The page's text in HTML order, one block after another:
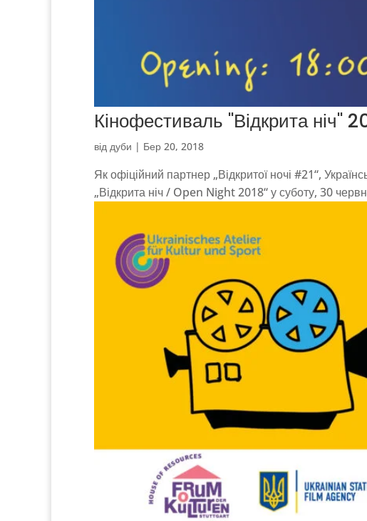
Кінофестиваль "Відкрита ніч"
від дуби | Бер 20, 2018
Як офіційний партнер „Відкритої ночі #21“,
„Відкрита ніч / Open Night 2018“ у суботу, 30